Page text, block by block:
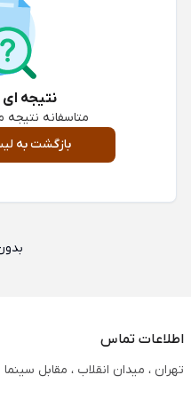
نتیجه
متاسفانه نتیجه
بازگشت به
اطلاعات تماس
تهران ، میدان انقلاب ، مقابل